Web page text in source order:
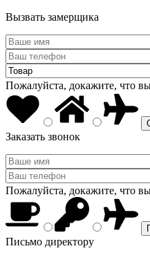
Вызвать замерщика
Пожалуйста, докажите, что
Заказать звонок
Пожалуйста, докажите, что
Письмо директору